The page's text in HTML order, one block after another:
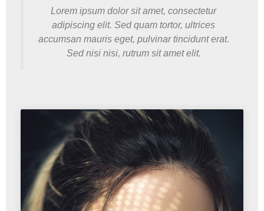
Lorem ipsum dolor sit amet, consectetur
adipiscing elit. Sed quam tortor, ultrices
accumsan mauris eget, pulvinar tincidunt erat.
Sed nisi nisi, rutrum sit amet elit.